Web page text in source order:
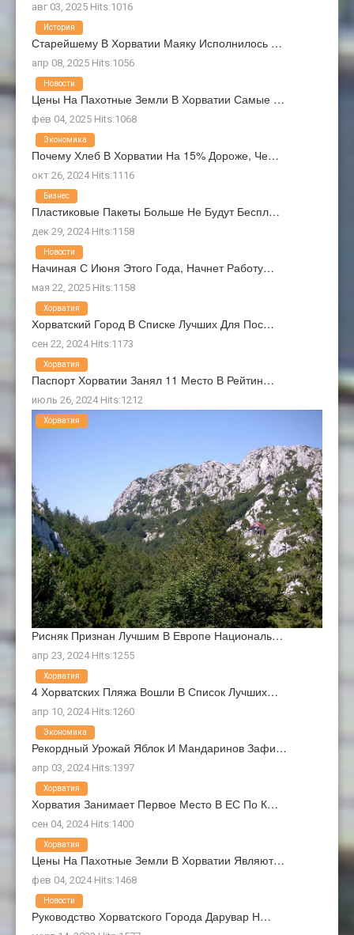
авг 03, 2025 Hits:1016
Старейшему В Хорватии Маяку Исполнилось …
апр 08, 2025 Hits:1056
История
Цены На Пахотные Земли В Хорватии Самые …
фев 04, 2025 Hits:1068
Новости
Почему Хлеб В Хорватии На 15% Дороже, Че…
окт 26, 2024 Hits:1116
Экономика
Пластиковые Пакеты Больше Не Будут Беспл…
дек 29, 2024 Hits:1158
Бизнес
Начиная С Июня Этого Года, Начнет Работу…
мая 22, 2025 Hits:1158
Новости
Хорватский Город В Списке Лучших Для Пос…
сен 22, 2024 Hits:1173
Хорватия
Паспорт Хорватии Занял 11 Место В Рейтин…
июль 26, 2024 Hits:1212
Хорватия
Рисняк Признан Лучшим В Европе Националь…
апр 23, 2024 Hits:1255
Хорватия
4 Хорватских Пляжа Вошли В Список Лучших…
апр 10, 2024 Hits:1260
Хорватия
Рекордный Урожай Яблок И Мандаринов Зафи…
апр 03, 2024 Hits:1397
Экономика
Хорватия Занимает Первое Место В ЕС По К…
сен 04, 2024 Hits:1400
Хорватия
Цены На Пахотные Земли В Хорватии Являют…
фев 04, 2024 Hits:1468
Хорватия
Руководство Хорватского Города Дарувар Н…
Новости